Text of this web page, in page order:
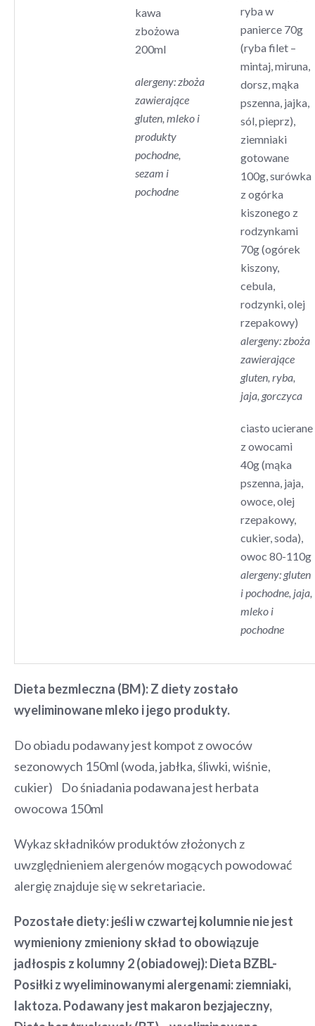
kawa
zbożowa
200ml
alergeny: zboża
zawierające
gluten, mleko i
produkty
pochodne,
sezam i
pochodne
ryba w
panierce 70g
(ryba filet –
mintaj, miruna,
dorsz, mąka
pszenna, jajka,
sól, pieprz),
ziemniaki
gotowane
100g, surówka
z ogórka
kiszonego z
rodzynkami
70g (ogórek
kiszony,
cebula,
rodzynki, olej
rzepakowy)
alergeny: zboża
zawierające
gluten, ryba,
jaja, gorczyca
ciasto ucierane
z owocami
40g (mąka
pszenna, jaja,
owoce, olej
rzepakowy,
cukier, soda),
owoc 80-110g
alergeny: gluten
i pochodne, jaja,
mleko i
pochodne
Dieta bezmleczna (BM):Z diety zostało
wyeliminowane mleko i jego produkty.
Do obiadu podawany jest kompot z owoców
sezonowych 150ml (woda, jabłka, śliwki, wiśnie,
cukier) Do śniadania podawana jest herbata
owocowa 150ml
Wykaz składników produktów złożonych z
uwzględnieniem alergenów mogących powodować
alergię znajduje się w sekretariacie.
Pozostałe diety: jeśli w czwartej kolumnie nie jest
wymieniony zmieniony skład to obowiązuje
jadłospis z kolumny 2 (obiadowej): Dieta BZBL-
Posiłki z wyeliminowanymi alergenami: ziemniaki,
laktoza. Podawany jest makaron bezjajeczny,